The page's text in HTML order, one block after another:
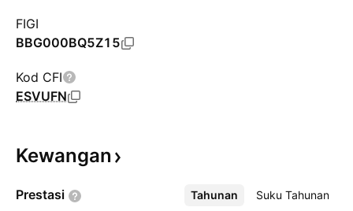
FIGI
BBG000BQ5Z15
Kod CFI
ESVUFN
Kewangan
Prestasi Tahunan Suku Tahunan
Lebih